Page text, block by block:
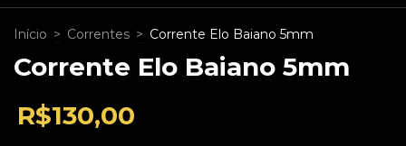
Início > Correntes > Corrente Elo Baiano 5mm
Corrente Elo Baiano 5mm
R$130,00